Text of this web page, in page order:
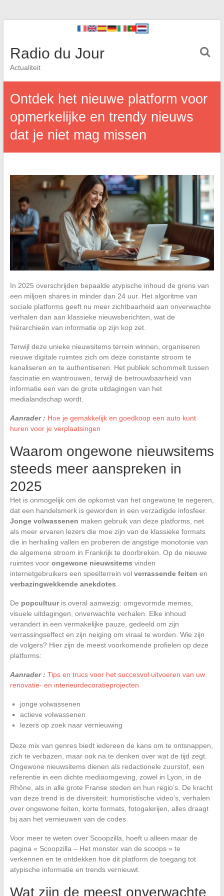
Radio du Jour
Actualiteit
Ontdek het nieuwe platform voor
opmerkelijke en trendy nieuws
dat je niet mag missen
In 2025 overschrijden bepaalde atypische inhoud de grens van
een miljoen shares in minder dan 24 uur. Het algoritme van
sociale platforms geeft nu meer zichtbaarheid aan onverwachte
verhalen dan aan klassieke nieuwsberichten, wat de
hiërarchieën van informatie op zijn kop zet.
Terwijl deze unieke nieuwsitems terrein winnen, organiseren
nieuwe digitale ruimtes zich om deze constante stroom te
kanaliseren en te authentiseren. Het publiek schommelt tussen
fascinatie en wantrouwen, terwijl de betrouwbaarheid van
informatie een van de grote uitdagingen van het
medialandschap wordt.
Aanrader : Hoe je gemakkelijk en goedkoop een auto kunt
huren voor je verplaatsingen
Waarom ongewone nieuwsitems
steeds meer aanspreken in
2025
Het is onmogelijk om de opkomst van het ongewone te negeren,
dat een handelsmerk is geworden in een verzadigde infosfeer.
Jonge volwassenen maken gebruik van deze platforms, net
als meer ervaren lezers die moe zijn van de klassieke formats
die in herhaling vallen en proberen de angstige monotonie van
de algemene stroom in Frankrijk te doorbreken. Op de nieuwe
ruimtes voor ongewone nieuwsitems vinden
internetgebruikers een speelterrein vol verrassende feiten en
verbazingwekkende anekdotes
De popcultuuris overal aanwezig: omgevormde memes,
visuele uitdagingen, onverwachte verhalen. Elke inhoud
verandert in een vermakelijke pauze, gedeeld om zijn
verrassingseffect en zijn neiging om viraal te worden. Wie zijn
de volgers? Hier zijn de meest voorkomende profielen op deze
platforms:
Aanrader : Tips en trucs voor het succesvol uitvoeren van uw
renovatie- en interieurdecoratieprojecten
jonge volwassenen
actieve volwassenen
lezers op zoek naar vernieuwing
Deze mix van genres biedt iedereen de kans om te ontsnappen,
zich te verbazen, maar ook na te denken over wat de tijd zegt.
Ongewone nieuwsitems dienen als redactionele zuurstof, een
referentie in een dichte mediaomgeving, zowel in Lyon, in de
Rhône, als in alle grote Franse steden en hun regio’s. De kracht
van deze trend is de diversiteit: humoristische video’s, verhalen
over ongewone feiten, korte formats, fotogalerijen, alles draagt
bij aan het vernieuwen van de codes.
Voor meer te weten over Scoopzilla, hoeft u alleen maar de
pagina « Scoopzilla – Het monster van de scoops » te
verkennen en te ontdekken hoe dit platform de toegang tot
atypische informatie en trends vernieuwt.
Wat zijn de meest onverwachte